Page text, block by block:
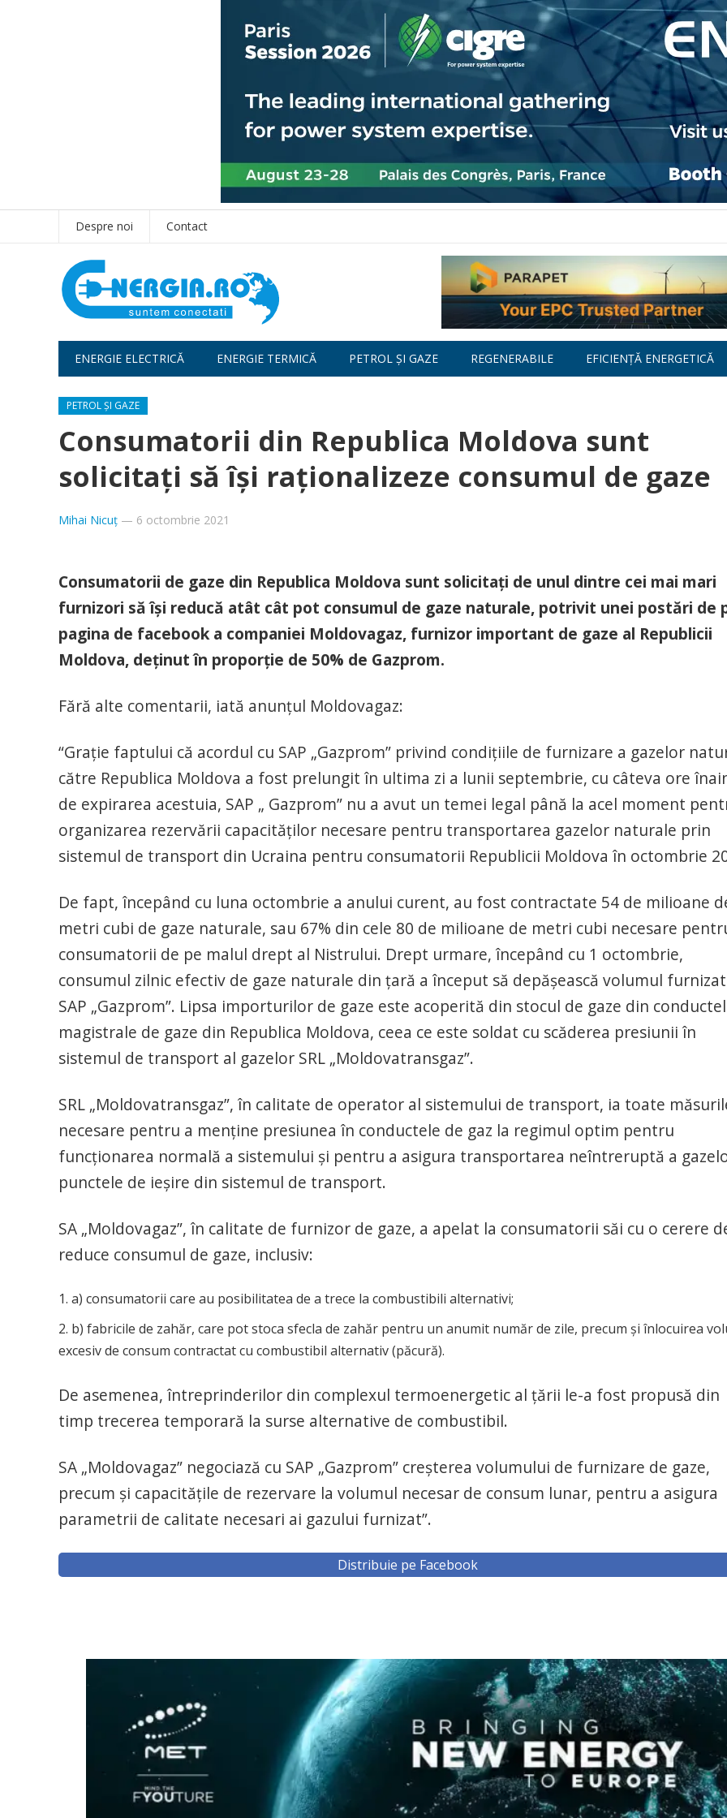
Despre noi Contact
ENERGIE ELECTRICĂ ENERGIE TERMICĂ PETROL ȘI GAZE REGENERABILE EFICIENȚĂ ENERGETICĂ
PETROL ȘI GAZE
Consumatorii din Republica Moldova sunt
solicitați să își raționalizeze consumul de gaze
Mihai Nicuț — 6 octombrie 2021
Consumatorii de gaze din Republica Moldova sunt solicitați de unul dintre cei mai mari
furnizori să își reducă atât cât pot consumul de gaze naturale, potrivit unei postări de
pagina de facebook a companiei Moldovagaz, furnizor important de gaze al Republicii
Moldova, deținut în proporție de 50% de Gazprom.
Fără alte comentarii, iată anunțul Moldovagaz:
“Grație faptului că acordul cu SAP „Gazprom” privind condițiile de furnizare a gazelor
către Republica Moldova a fost prelungit în ultima zi a lunii septembrie, cu câteva ore
de expirarea acestuia, SAP „ Gazprom” nu a avut un temei legal până la acel moment
organizarea rezervării capacităților necesare pentru transportarea gazelor naturale prin
sistemul de transport din Ucraina pentru consumatorii Republicii Moldova în octombrie
De fapt, începând cu luna octombrie a anului curent, au fost contractate 54 de milioane
metri cubi de gaze naturale, sau 67% din cele 80 de milioane de metri cubi necesare
consumatorii de pe malul drept al Nistrului. Drept urmare, începând cu 1 octombrie,
consumul zilnic efectiv de gaze naturale din țară a început să depășească volumul
SAP „Gazprom”. Lipsa importurilor de gaze este acoperită din stocul de gaze din
magistrale de gaze din Republica Moldova, ceea ce este soldat cu scăderea presiunii în
sistemul de transport al gazelor SRL „Moldovatransgaz”.
SRL „Moldovatransgaz”, în calitate de operator al sistemului de transport, ia toate
necesare pentru a menține presiunea în conductele de gaz la regimul optim pentru
funcționarea normală a sistemului și pentru a asigura transportarea neîntreruptă a
punctele de ieșire din sistemul de transport.
SA „Moldovagaz”, în calitate de furnizor de gaze, a apelat la consumatorii săi cu o cerere
reduce consumul de gaze, inclusiv:
a) consumatorii care au posibilitatea de a trece la combustibili alternativi;
b) fabricile de zahăr, care pot stoca sfecla de zahăr pentru un anumit număr de zile, precum și înlocuirea
excesiv de consum contractat cu combustibil alternativ (păcură).
De asemenea, întreprinderilor din complexul termoenergetic al țării le-a fost propusă din
timp trecerea temporară la surse alternative de combustibil.
SA „Moldovagaz” negociază cu SAP „Gazprom” creșterea volumului de furnizare de gaze,
precum și capacitățile de rezervare la volumul necesar de consum lunar, pentru a asigura
parametrii de calitate necesari ai gazului furnizat”.
Distribuie pe Facebook